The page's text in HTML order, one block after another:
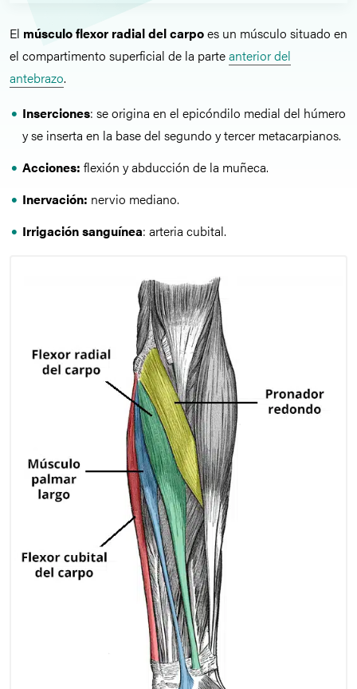
El músculo flexor radial del carpoes un músculo situado en
el compartimento superficial de la parteanterior del
antebrazo.
Inserciones: se origina en el epicóndilo medial del húmero
y se inserta en la base del segundo y tercer metacarpianos.
Acciones: flexión y abducción de la muñeca.
Inervación: nervio mediano.
Irrigación sanguínea: arteria cubital.